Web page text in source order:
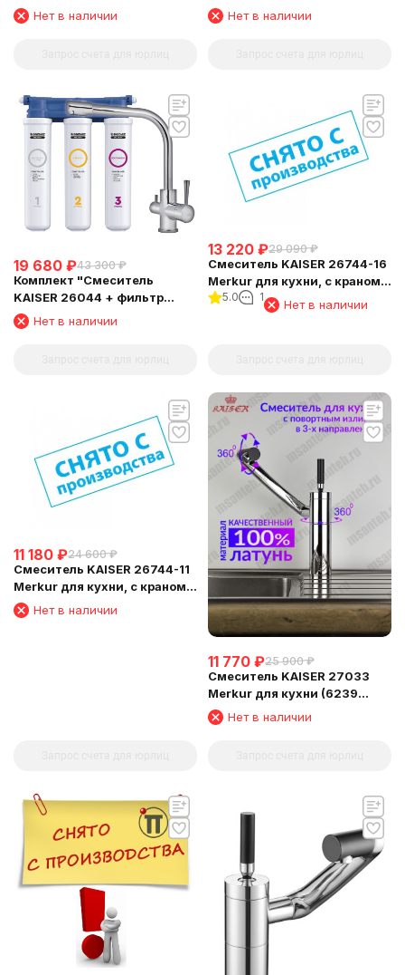
Барьер"
Нет в наличии
Барьер"
Нет в наличии
19 680 ₽43 300 ₽
Комплект "Cмеситель
KAISER 26044 + фильтр
Барьер"
Нет в наличии
13 220 ₽29 090 ₽
Смеситель KAISER 26744-16
Merkur для кухни, с краном
для питьевой воды,
5.0 1
Нет в наличии
11 180 ₽24 600 ₽
Смеситель KAISER 26744-11
Merkur для кухни, с краном
для питьевой воды,
Нет в наличии
11 770 ₽25 900 ₽
Смеситель KAISER 27033
Merkur для кухни (6239
Картридж)
Нет в наличии